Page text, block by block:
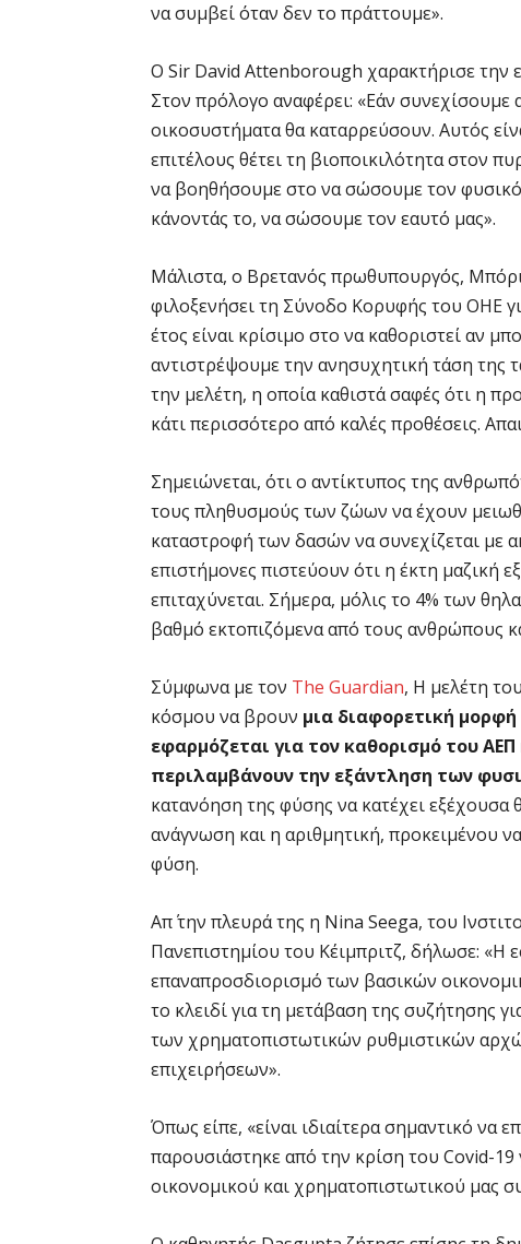
να συμβεί όταν δεν το πράττουμε».
Ο Sir David Attenborough χαρακτήρισε την
Στον πρόλογο αναφέρει: «Εάν
οικοσυστήματα θα καταρρεύσουν. Αυτός
επιτέλους θέτει τη βιοποικιλότητα στον
να βοηθήσουμε στο να σώσουμε τον φυσικό
κάνοντάς το, να σώσουμε τον εαυτό μας».
Μάλιστα, ο Βρετανός πρωθυπουργός,
φιλοξενήσει τη Σύνοδο Κορυφής του ΟΗΕ
έτος είναι κρίσιμο στο να καθοριστεί αν
αντιστρέψουμε την ανησυχητική τάση της
την μελέτη, η οποία καθιστά σαφές ότι η
κάτι περισσότερο από καλές προθέσεις.
Σημειώνεται, ότι ο αντίκτυπος της
τους πληθυσμούς των ζώων να έχουν
καταστροφή των δασών να συνεχίζεται με
επιστήμονες πιστεύουν ότι η έκτη μαζική
επιταχύνεται. Σήμερα, μόλις το 4% των
βαθμό εκτοπιζόμενα από τους ανθρώπους
Σύμφωνα με τον The Guardian, Η μελέτη
κόσμου να βρουν μια διαφορετική
εφαρμόζεται για τον καθορισμό του
περιλαμβάνουν την εξάντληση των
κατανόηση της φύσης να κατέχει
ανάγνωση και η αριθμητική, προκειμένου
φύση.
Απ΄ την πλευρά της η Nina Seega, του
Πανεπιστημίου του Κέιμπριτζ, δήλωσε: «Η
επαναπροσδιορισμό των βασικών
το κλειδί για τη μετάβαση της συζήτησης
των χρηματοπιστωτικών ρυθμιστικών
επιχειρήσεων».
Όπως είπε, «είναι ιδιαίτερα σημαντικό να
παρουσιάστηκε από την κρίση του Covid-19
οικονομικού και χρηματοπιστωτικού μας